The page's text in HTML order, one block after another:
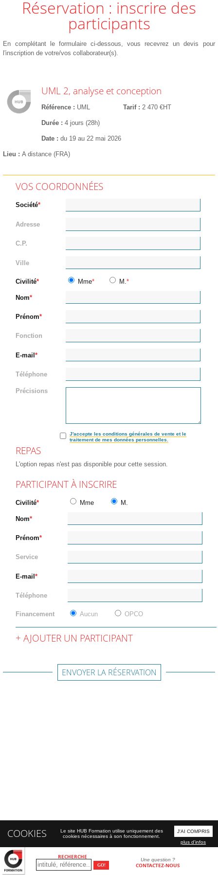
RECHERCHE Une question ?
CONTACTEZ-NOUS
Réservation : inscrire des
participants
En complétant le formulaire ci-dessous, vous recevrez un devis pour
l'inscription de votre/vos collaborateur(s).
UML 2, analyse et conception
Référence UML Tarif 2 470 €HT
Durée 4 jours (28h)
Date du 19 au 22 mai 2026
Lieu A distance (FRA)
VOS COORDONNÉES
Société
Adresse
C.P.
Ville
Civilité Mme M.
Nom
Prénom
Fonction
E-mail
Téléphone
Précisions
J'accepte les conditions générales de vente et le
traitement de mes données personnelles.
REPAS
L'option repas n'est pas disponible pour cette session.
PARTICIPANT À INSCRIRE
Civilité Mme M.
Nom
Prénom
Service
E-mail
Téléphone
Financement Aucun OPCO
AJOUTER UN PARTICIPANT
ENVOYER LA RÉSERVATION
COOKIES
Le site HUB Formation utilise uniquement des
cookies nécessaires à son fonctionnement.
J'AI COMPRIS
plus d'infos